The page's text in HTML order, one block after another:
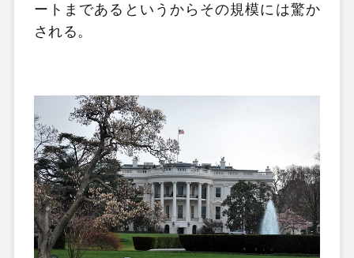
ートまであるというからその規模には驚か
される。